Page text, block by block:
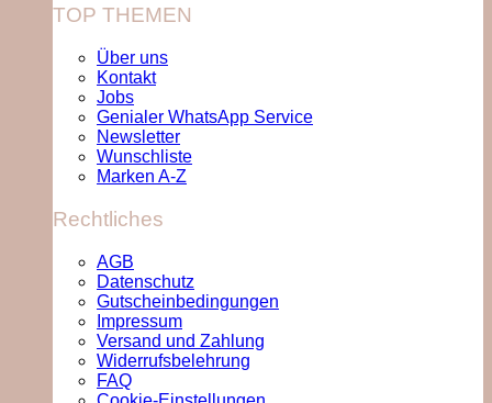
TOP THEMEN
Über uns
Kontakt
Jobs
Genialer WhatsApp Service
Newsletter
Wunschliste
Marken A-Z
Rechtliches
AGB
Datenschutz
Gutscheinbedingungen
Impressum
Versand und Zahlung
Widerrufsbelehrung
FAQ